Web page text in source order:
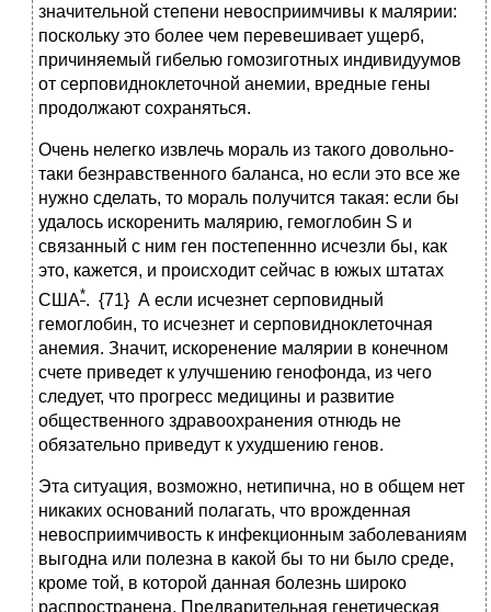
значительной степени невосприимчивы к малярии:
поскольку это более чем перевешивает ущерб,
причиняемый гибелью гомозиготных индивидуумов
от серповидноклеточной анемии, вредные гены
продолжают сохраняться.
Очень нелегко извлечь мораль из такого довольно-
таки безнравственного баланса, но если это все же
нужно сделать, то мораль получится такая: если бы
удалось искоренить малярию, гемоглобин S и
связанный с ним ген постепеннно исчезли бы, как
это, кажется, и происходит сейчас в южых штатах
США*. {71} А если исчезнет серповидный
гемоглобин, то исчезнет и серповидноклеточная
анемия. Значит, искоренение малярии в конечном
счете приведет к улучшению генофонда, из чего
следует, что прогресс медицины и развитие
общественного здравоохранения отнюдь не
обязательно приведут к ухудшению генов.
Эта ситуация, возможно, нетипична, но в общем нет
никаких оснований полагать, что врожденная
невосприимчивость к инфекционным заболеваниям
выгодна или полезна в какой бы то ни было среде,
кроме той, в которой данная болезнь широко
распространена. Предварительная генетическая